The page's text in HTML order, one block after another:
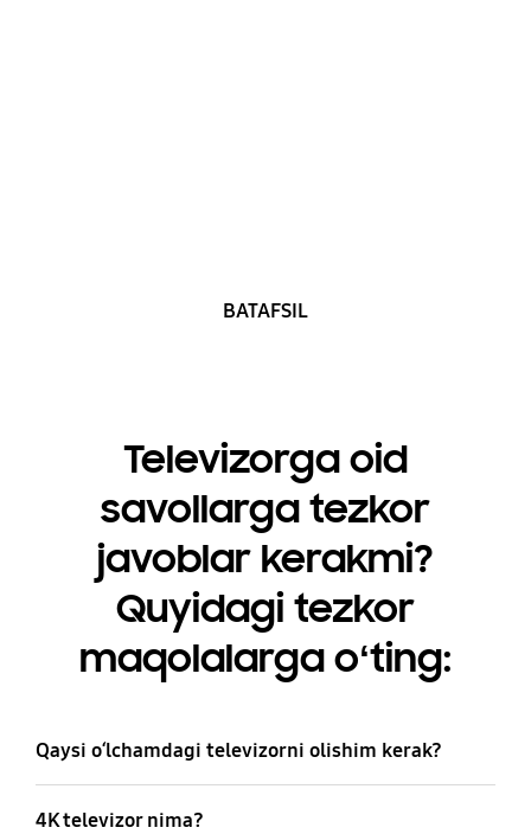
BATAFSIL
Televizorga oid
savollarga tezkor
javoblar kerakmi?
Quyidagi tezkor
maqolalarga oʻting:
Qaysi oʻlchamdagi televizorni olishim kerak?
4K televizor nima?